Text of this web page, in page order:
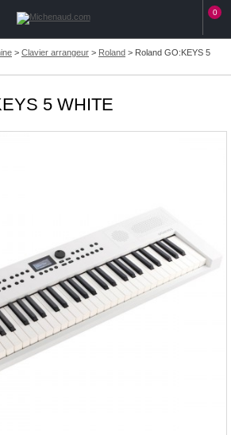
0
> Clavier arrangeur > Roland > Roland GO:KEYS 5
5 WHITE